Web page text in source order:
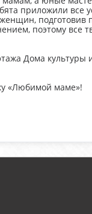
приложили все
поэтому все
Дома
«Любимой маме»!